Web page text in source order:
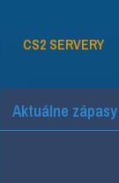
CS2 SERVERY
Aktuálne zápasy